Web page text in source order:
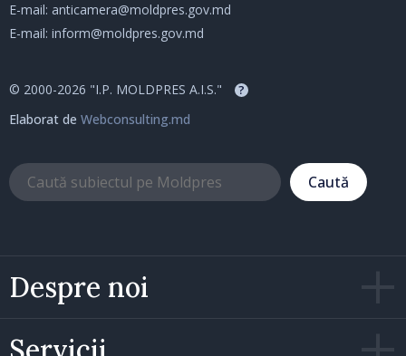
Despre noi
E-mail: anticamera@moldpres.gov.md
E-mail: inform@moldpres.gov.md
© 2000-2026 "I.P. MOLDPRES A.I.S." ?
Elaborat de Webconsulting.md
Caută